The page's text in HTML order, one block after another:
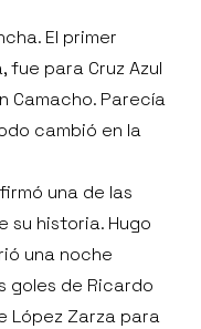
El primer
para Cruz Azul
Camacho. Parecía
cambió en la
una de las
su historia. Hugo
una noche
goles de Ricardo
López Zarza para